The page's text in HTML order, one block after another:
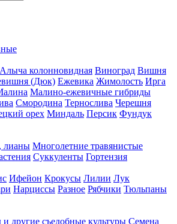
Алыча колонновидная Виноград Вишня
(Дюк) Ежевика Жимолость Ирга
Малино-ежевичные гибриды
Смородина Тернослива Черешня
орех Миндаль Персик Фундук
лианы Многолетние травянистые
Суккуленты Гортензия
Ифейон Крокусы Лилии Лук
Нарциссы Разное Рябчики Тюльпаны
другие съедобные культуры Семена